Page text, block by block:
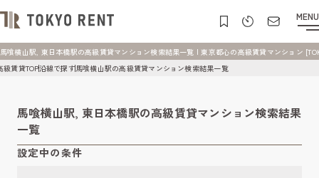
MENU
馬喰横山駅, 東日本橋駅の高級賃貸マンション検索結果一覧 | 東京都心の高級賃貸マンション
級賃貸TOP沿線で探す馬喰横山駅の高級賃貸マンション検索結果一覧
馬喰横山駅, 東日本橋駅の高級賃貸マンション検索結果
一覧
設定中の条件